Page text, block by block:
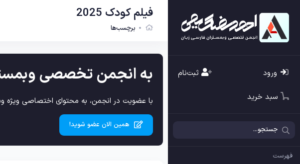
ورود ثبت‌نام
سبد خرید
فهرست
فیلم کودک 2025
برچسب‌ها
به انجمن تخصصی
با عضویت در انجمن، به محتوای اختصاصی ویژه
همین الان عضو شوید!